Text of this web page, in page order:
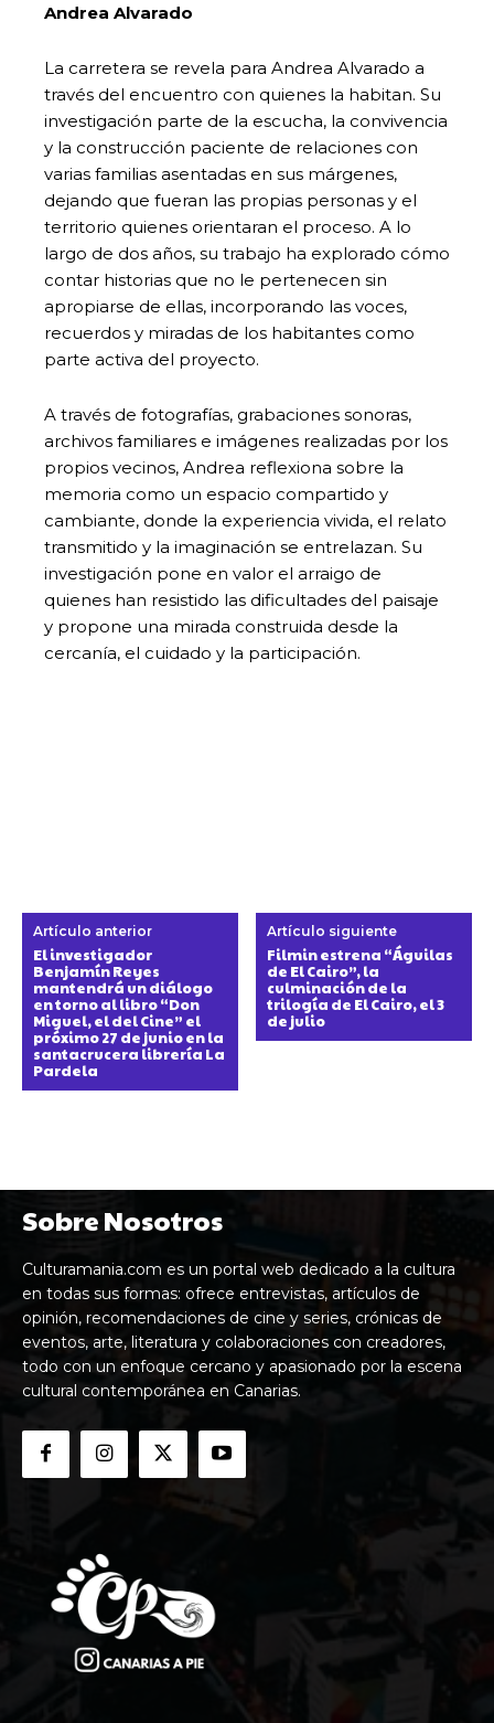
Andrea Alvarado
La carretera se revela para Andrea Alvarado a
través del encuentro con quienes la habitan. Su
investigación parte de la escucha, la convivencia
y la construcción paciente de relaciones con
varias familias asentadas en sus márgenes,
dejando que fueran las propias personas y el
territorio quienes orientaran el proceso. A lo
largo de dos años, su trabajo ha explorado cómo
contar historias que no le pertenecen sin
apropiarse de ellas, incorporando las voces,
recuerdos y miradas de los habitantes como
parte activa del proyecto.
A través de fotografías, grabaciones sonoras,
archivos familiares e imágenes realizadas por los
propios vecinos, Andrea reflexiona sobre la
memoria como un espacio compartido y
cambiante, donde la experiencia vivida, el relato
transmitido y la imaginación se entrelazan. Su
investigación pone en valor el arraigo de
quienes han resistido las dificultades del paisaje
y propone una mirada construida desde la
cercanía, el cuidado y la participación.
Artículo anterior
El investigador
Benjamín Reyes
mantendrá un diálogo
en torno al libro “Don
Miguel, el del Cine” el
próximo 27 de junio en la
santacrucera librería La
Pardela
Artículo siguiente
Filmin estrena “Águilas
de El Cairo”, la
culminación de la
trilogía de El Cairo, el 3
de julio
Sobre Nosotros
Culturamania.com es un portal web dedicado a la cultura
en todas sus formas: ofrece entrevistas, artículos de
opinión, recomendaciones de cine y series, crónicas de
eventos, arte, literatura y colaboraciones con creadores,
todo con un enfoque cercano y apasionado por la escena
cultural contemporánea en Canarias.